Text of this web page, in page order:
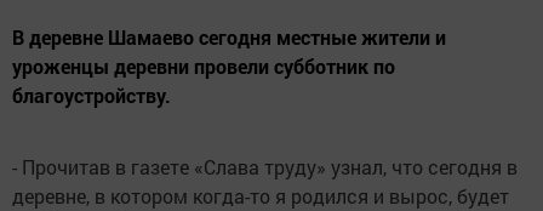
В деревне Шамаево сегодня местные жители и
уроженцы деревни провели субботник по
благоустройству.
- Прочитав в газете «Слава труду» узнал, что сегодня в
деревне, в котором когда-то я родился и вырос, будет